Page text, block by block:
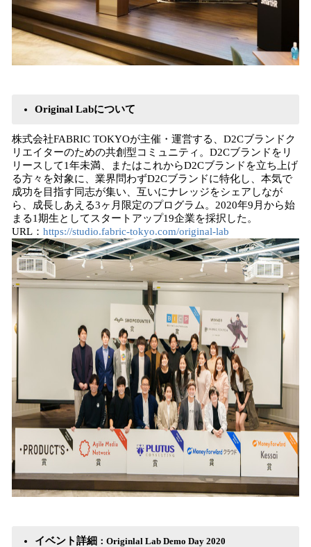
Original Labについて
株式会社FABRIC TOKYOが主催・運営する、D2Cブランドク
リエイターのための共創型コミュニティ。D2Cブランドをリ
リースして1年未満、またはこれからD2Cブランドを立ち上げ
る方々を対象に、業界問わずD2Cブランドに特化し、本気で
成功を目指す同志が集い、互いにナレッジをシェアしなが
ら、成長しあえる3ヶ月限定のプログラム。2020年9月から始
まる1期生としてスタートアップ19企業を採択した。
URL： https://studio.fabric-tokyo.com/original-lab
イベント詳細 ：Originlal Lab Demo Day 2020